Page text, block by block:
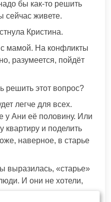
бы как-то решить
сейчас живете.
Кристина.
с мамой. На конфликты
разумеется, пойдёт
решить этот вопрос?
легче для всех.
у Ани её половину. Или
квартиру и поделить
наверное, в старье
выразилась, «старье»
И они не хотели,